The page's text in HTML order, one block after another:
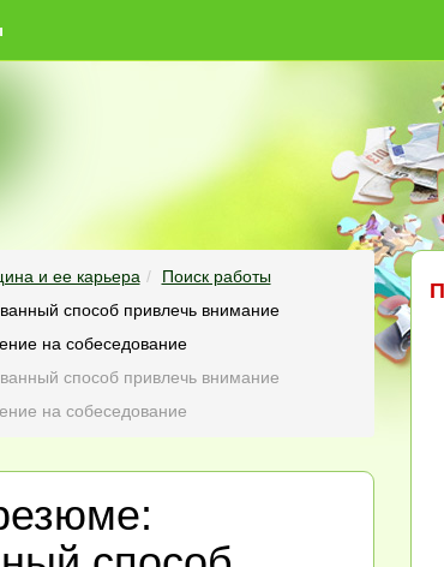
и ее карьера
Поиск работы
способ привлечь внимание
на собеседование
способ привлечь внимание
на собеседование